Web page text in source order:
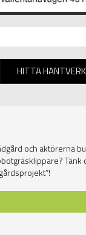
HITTA
och aktörerna
Tänk